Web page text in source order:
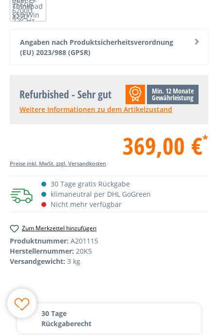
Angaben nach Produktsicherheitsverordnung
(EU) 2023/988 (GPSR)
Refurbished - Sehr gut Min. 12 Monate
Gewährleistung
Weitere Informationen zu dem Artikelzustand
369,00 €*
Preise inkl. MwSt. zzgl. Versandkosten
30 Tage gratis Rückgabe
klimaneutral per DHL GoGreen
Nicht mehr verfügbar
Zum Merkzettel hinzufügen
Produktnummer: A201115
Herstellernummer: 20K5
Versandgewicht: 3 kg
30 Tage
Rückgaberecht